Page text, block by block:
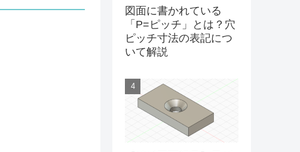
図面に書かれている
「P=ピッチ」とは？穴
ピッチ寸法の表記につ
いて解説